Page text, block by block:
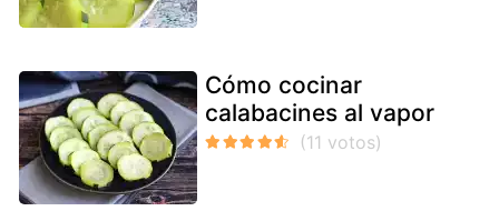
Cómo cocinar
calabacines al vapor